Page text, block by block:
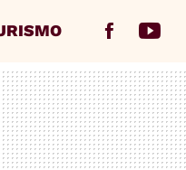
Facebook